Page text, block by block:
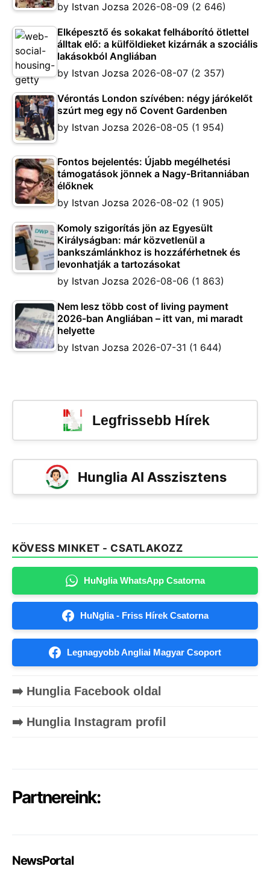
by Istvan Jozsa 2026-08-09 (2 646)
Elképesztő és sokakat felháborító ötlettel
álltak elő: a külföldieket kizárnák a szociális
lakásokból Angliában
by Istvan Jozsa 2026-08-07 (2 357)
Vérontás London szívében: négy járókelőt
szúrt meg egy nő Covent Gardenben
by Istvan Jozsa 2026-08-05 (1 954)
Fontos bejelentés: Újabb megélhetési
támogatások jönnek a Nagy-Britanniában
élőknek
by Istvan Jozsa 2026-08-02 (1 905)
Komoly szigorítás jön az Egyesült
Királyságban: már közvetlenül a
bankszámlánkhoz is hozzáférhetnek és
levonhatják a tartozásokat
by Istvan Jozsa 2026-08-06 (1 863)
Nem lesz több cost of living payment
2026-ban Angliában – itt van, mi maradt
helyette
by Istvan Jozsa 2026-07-31 (1 644)
Legfrissebb Hírek
Hunglia AI Asszisztens
KÖVESS MINKET - CSATLAKOZZ
HuNglia WhatsApp Csatorna
HuNglia - Friss Hírek Csatorna
Legnagyobb Angliai Magyar Csoport
➡️ Hunglia Facebook oldal
➡️ Hunglia Instagram profil
Partnereink:
NewsPortal